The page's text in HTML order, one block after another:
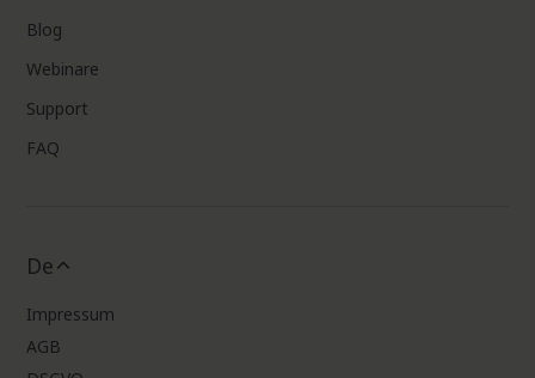
Blog
Webinare
Support
FAQ
Impressum
AGB
De